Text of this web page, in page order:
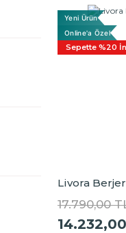
Yeni Ürün
Online'a Özel
Sepette %20
Livora
17.790,00